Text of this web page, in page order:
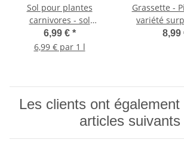
Sol pour plantes
carnivores - sol
carnivore
6,99 € *
6,99 € par 1 l
Grassette -
variété
8,99
Les clients ont
articles suivants